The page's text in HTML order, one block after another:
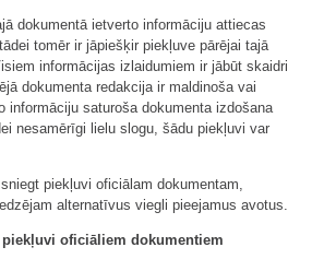
dokumentā ietverto informāciju attiecas
tomēr ir jāpiešķir piekļuve pārējai tajā
informācijas izlaidumiem ir jābūt skaidri
dokumenta redakcija ir maldinoša vai
informāciju saturoša dokumenta izdošana
nesamērīgi lielu slogu, šādu piekļuvi var
piekļuvi oficiālam dokumentam,
alternatīvus viegli pieejamus avotus.
piekļuvi oficiāliem dokumentiem